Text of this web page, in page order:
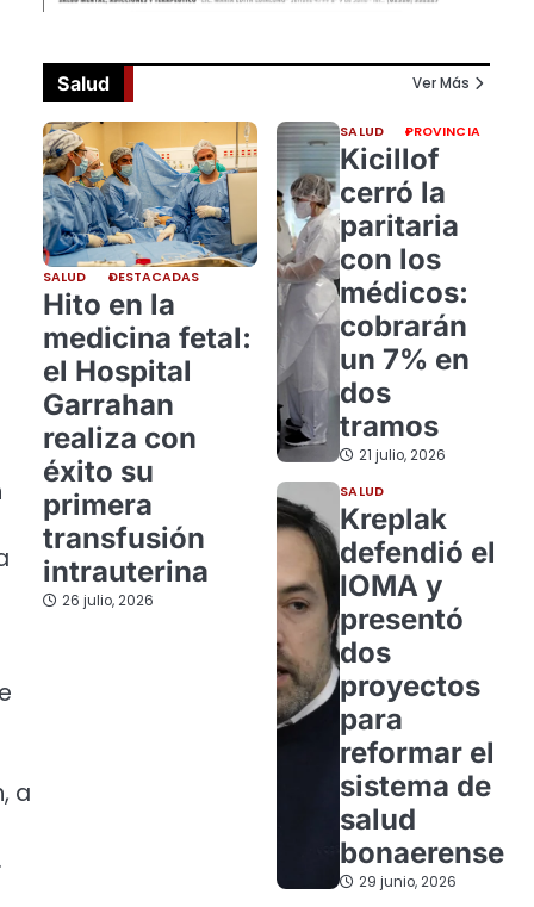
a
Salud Ver Más
SALUD DESTACADAS
Hito en la
medicina fetal:
el Hospital
Garrahan
realiza con
éxito su
primera
transfusión
intrauterina
26 julio, 2026
SALUD PROVINCIA
Kicillof
cerró la
paritaria
con los
médicos:
cobrarán
un 7% en
dos
tramos
21 julio, 2026
SALUD
Kreplak
defendió el
IOMA y
presentó
dos
proyectos
para
reformar el
sistema de
salud
bonaerense
29 junio, 2026